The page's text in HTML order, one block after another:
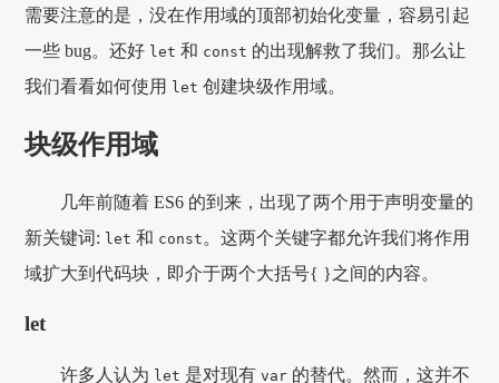
需要注意的是，没在作用域的顶部初始化变量，容易引起
一些 bug。还好 let 和 const 的出现解救了我们。那么让
我们看看如何使用
let 创建块级作用域。
块级作用域
几年前随着 ES6 的到来，出现了两个用于声明变量的
新关键词: let 和 const 。这两个关键字都允许我们将作用
域扩大到代码块，即介于两个大括号{ }之间的内容。
let
许多人认为 let 是对现有var 的替代。然而，这并不